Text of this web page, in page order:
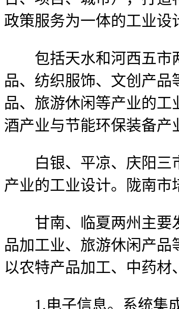
政策服务为一体的工业设
包括天水和河西五市两
品、纺织服饰、文创产
品、旅游休闲等产业的
酒产业与节能环保装备产
白银、平凉、庆阳三市
产业的工业设计。陇南市
甘南、临夏两州主要发
品加工业、旅游休闲产
以农特产品加工、中药材
1.电子信息。系统集成